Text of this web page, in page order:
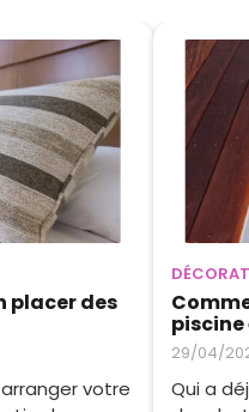
placer des
votre
29/04/
Qui a